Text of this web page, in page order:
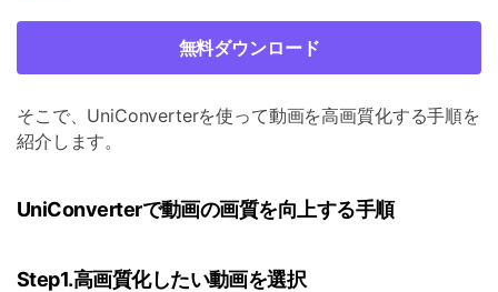
無料ダウンロード
そこで、UniConverterを使って動画を高画質化する手順を
紹介します。
UniConverterで動画の画質を向上する手順
Step1.高画質化したい動画を選択